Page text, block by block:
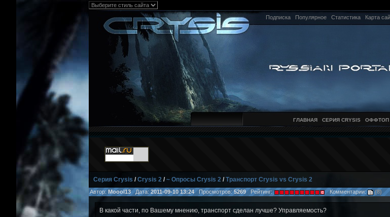
Подписка Популярное Статистика Карта
ГЛАВНАЯ СЕРИЯ CRYSIS ОФФТОП
Серия Crysis /Crysis 2/~ Опросы Crysis 2/Транспорт Crysis vs Crysis 2
Автор: Moool13Дата: 2011-09-10 13:24Просмотров:5269Рейтинг: Комментарии: (8)
В какой части, по Вашему мнению, транспорт сделан лучше? Управляемость?